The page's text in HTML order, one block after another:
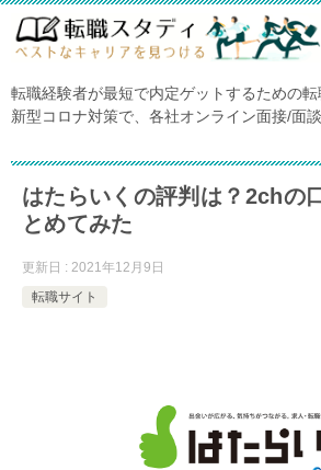
転職経験者が最短で内定ゲットするための
新型コロナ対策で、各社オンライン面接/面
はたらいくの評判は？2chの
とめてみた
更新日 : 2021年12月9日
転職サイト